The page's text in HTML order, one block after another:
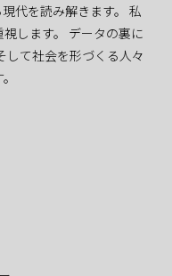
代を読み解きます。 私
します。 データの裏に
して社会を形づくる人々